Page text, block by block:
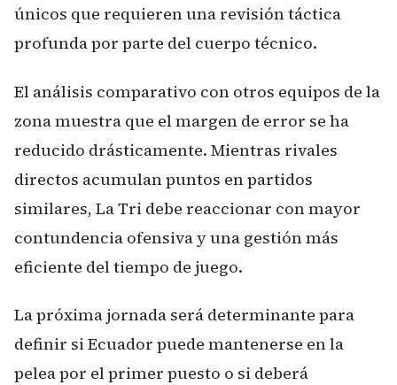
únicos que requieren una revisión táctica
profunda por parte del cuerpo técnico.
El análisis comparativo con otros equipos de la
zona muestra que el margen de error se ha
reducido drásticamente. Mientras rivales
directos acumulan puntos en partidos
similares, La Tri debe reaccionar con mayor
contundencia ofensiva y una gestión más
eficiente del tiempo de juego.
La próxima jornada será determinante para
definir si Ecuador puede mantenerse en la
pelea por el primer puesto o si deberá